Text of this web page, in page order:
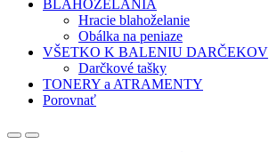
BLAHOŽELANIA
Hracie blahoželanie
Obálka na peniaze
VŠETKO K BALENIU DARČEKOV
Darčkové tašky
TONERY a ATRAMENTY
Porovnať
OpenClose